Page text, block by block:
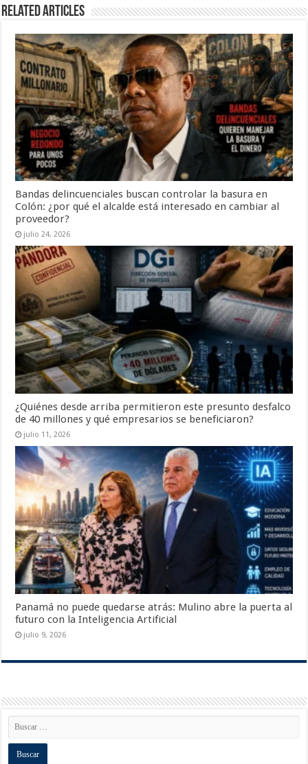
Related Articles
Bandas delincuenciales buscan controlar la basura en
Colón: ¿por qué el alcalde está interesado en cambiar al
proveedor?
julio 24, 2026
¿Quiénes desde arriba permitieron este presunto desfalco
de 40 millones y qué empresarios se beneficiaron?
julio 11, 2026
Panamá no puede quedarse atrás: Mulino abre la puerta al
futuro con la Inteligencia Artificial
julio 9, 2026